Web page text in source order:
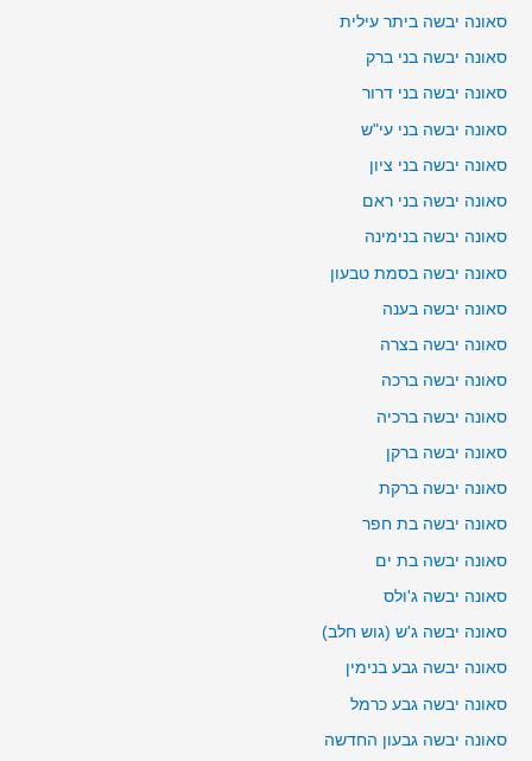
סאונה יבשה ביתר עילית
סאונה יבשה בני ברק
סאונה יבשה בני דרור
סאונה יבשה בני עי"ש
סאונה יבשה בני ציון
סאונה יבשה בני ראם
סאונה יבשה בנימינה
סאונה יבשה בסמת טבעון
סאונה יבשה בענה
סאונה יבשה בצרה
סאונה יבשה ברכה
סאונה יבשה ברכיה
סאונה יבשה ברקן
סאונה יבשה ברקת
סאונה יבשה בת חפר
סאונה יבשה בת ים
סאונה יבשה ג'ולס
סאונה יבשה ג'ש (גוש חלב)
סאונה יבשה גבע בנימין
סאונה יבשה גבע כרמל
סאונה יבשה גבעון החדשה